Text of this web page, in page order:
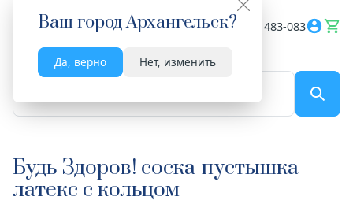
Ваш городАрхангельск?
Да, верно Нет, изменить
Весь сайт 8182 483-083
Будь Здоров! соска-пустышка
латекс с кольцом